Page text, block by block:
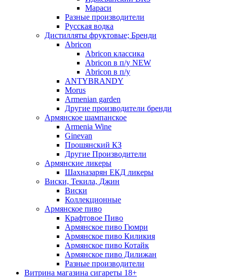
Мараси
Разные производители
Русская водка
Дистилляты фруктовые; Бренди
Abricon
Abricon классика
Abricon в п/у NEW
Abricon в п/у
ANTYBRANDY
Morus
Armenian garden
Другие производители бренди
Армянское шампанское
Armenia Wine
Ginevan
Прошянский КЗ
Другие Производители
Армянские ликеры
Шахназарян ЕКД ликеры
Виски, Текила, Джин
Виски
Коллекционные
Армянское пиво
Крафтовое Пиво
Армянское пиво Гюмри
Армянское пиво Киликия
Армянское пиво Котайк
Армянское пиво Дилижан
Разные производители
Витрина магазина сигареты 18+